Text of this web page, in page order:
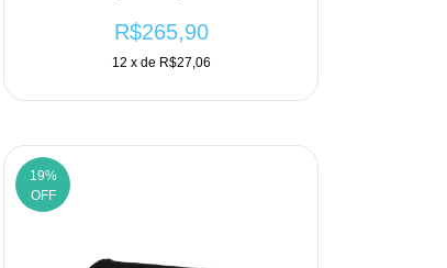
R$265,90
12 x de R$27,06
19%
OFF